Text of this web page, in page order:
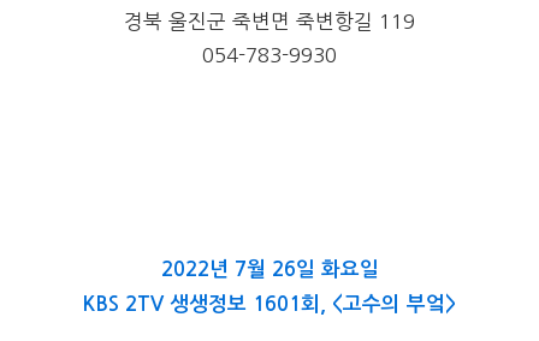
경북 울진군 죽변면 죽변항길 119
054-783-9930
2022년 7월 26일 화요일
KBS 2TV 생생정보 1601회, <고수의 부엌>